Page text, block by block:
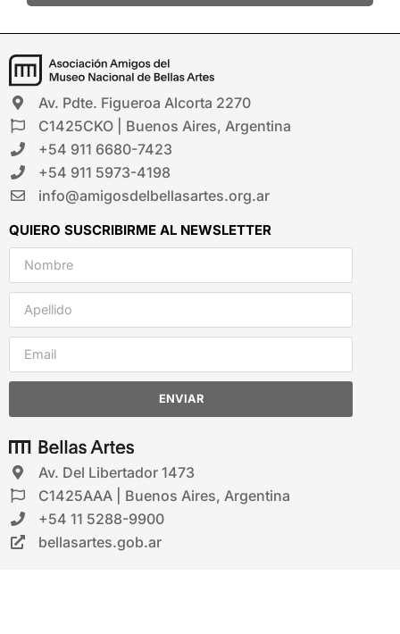
Av. Pdte. Figueroa Alcorta 2270
C1425CKO | Buenos Aires, Argentina
+54 911 6680-7423
+54 911 5973-4198
info@amigosdelbellasartes.org.ar
QUIERO SUSCRIBIRME AL NEWSLETTER
ENVIAR
Av. Del Libertador 1473
C1425AAA | Buenos Aires, Argentina
+54 11 5288-9900
bellasartes.gob.ar